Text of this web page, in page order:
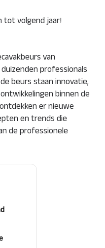
tot volgend jaar!
van
professionals
beurs staan innovatie,
binnen de
er nieuwe
en trends die
de professionele